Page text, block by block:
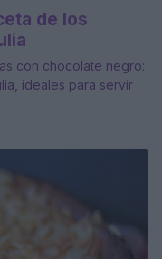
de los
con chocolate negro:
ideales para servir